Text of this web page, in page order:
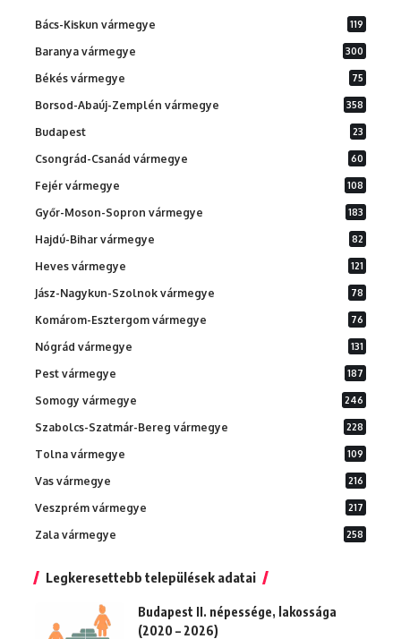
Bács-Kiskun vármegye 119
Baranya vármegye 300
Békés vármegye 75
Borsod-Abaúj-Zemplén vármegye 358
Budapest 23
Csongrád-Csanád vármegye 60
Fejér vármegye 108
Győr-Moson-Sopron vármegye 183
Hajdú-Bihar vármegye 82
Heves vármegye 121
Jász-Nagykun-Szolnok vármegye 78
Komárom-Esztergom vármegye 76
Nógrád vármegye 131
Pest vármegye 187
Somogy vármegye 246
Szabolcs-Szatmár-Bereg vármegye 228
Tolna vármegye 109
Vas vármegye 216
Veszprém vármegye 217
Zala vármegye 258
Legkeresettebb települések adatai
Budapest II. népessége, lakossága
(2020 – 2026)